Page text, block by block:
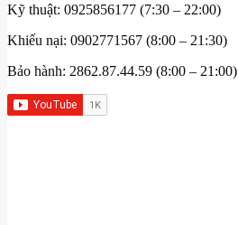
Kỹ thuật: 0925856177 (7:30 – 22:00)
Khiếu nại: 0902771567 (8:00 – 21:30)
Bảo hành: 2862.87.44.59 (8:00 – 21:00)